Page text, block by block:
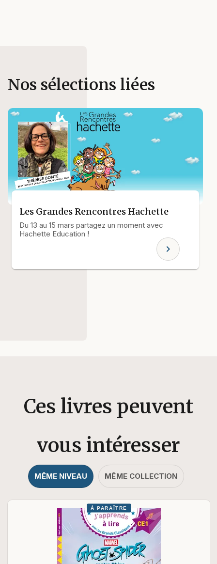
Nos sélections liées
Les Grandes Rencontres Hachette
Du 13 au 15 mars partagez un moment avec
Hachette Education !
chevron_right
Ces livres peuvent
vous intéresser
MÊME NIVEAU MÊME COLLECTION
À PARAÎTRE